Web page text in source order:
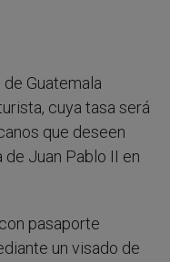
Guatemala
cuya tasa será
que deseen
Juan Pablo II en
pasaporte
un visado de